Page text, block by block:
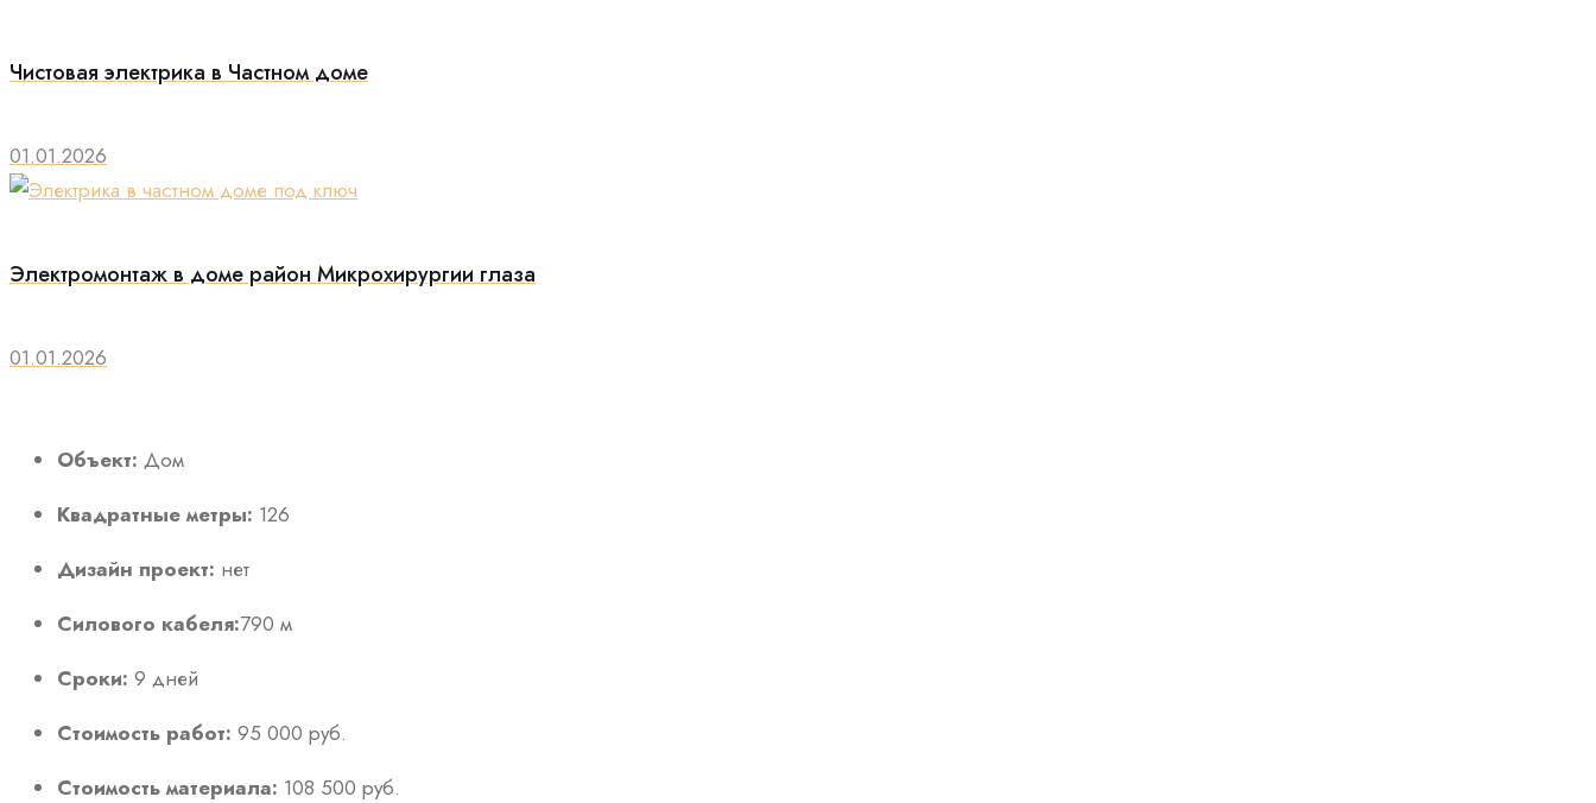
Чистовая электрика в Частном доме
01.01.2026
Электромонтаж в доме район Микрохирургии глаза
01.01.2026
Объект: Дом
Квадратные метры: 126
Дизайн проект: нет
Силового кабеля:790 м
Сроки: 9 дней
Стоимость работ: 95 000 руб.
Стоимость материала: 108 500 руб.